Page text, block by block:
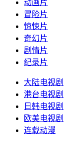
动画片
冒险片
惊悚片
奇幻片
剧情片
纪录片
大陆电视剧
港台电视剧
日韩电视剧
欧美电视剧
连载动漫